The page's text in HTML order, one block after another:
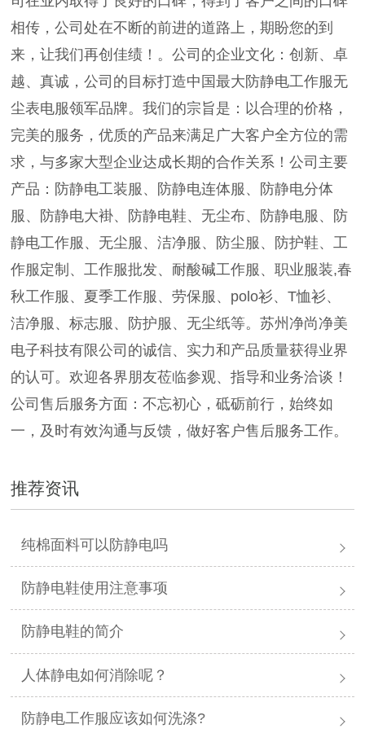
相传，公司处在不断的前进的道路上，期盼您的到
来，让我们再创佳绩！。公司的企业文化：创新、卓
越、真诚，公司的目标打造中国最大防静电工作服无
尘表电服领军品牌。我们的宗旨是：以合理的价格，
完美的服务，优质的产品来满足广大客户全方位的需
求，与多家大型企业达成长期的合作关系！公司主要
产品：防静电工装服、防静电连体服、防静电分体
服、防静电大褂、防静电鞋、无尘布、防静电服、防
静电工作服、无尘服、洁净服、防尘服、防护鞋、工
作服定制、工作服批发、耐酸碱工作服、职业服装,春
秋工作服、夏季工作服、劳保服、polo衫、T恤衫、
洁净服、标志服、防护服、无尘纸等。苏州净尚净美
电子科技有限公司的诚信、实力和产品质量获得业界
的认可。欢迎各界朋友莅临参观、指导和业务洽谈！
公司售后服务方面：不忘初心，砥砺前行，始终如
一，及时有效沟通与反馈，做好客户售后服务工作。
推荐资讯
纯棉面料可以防静电吗
防静电鞋使用注意事项
防静电鞋的简介
人体静电如何消除呢？
防静电工作服应该如何洗涤?